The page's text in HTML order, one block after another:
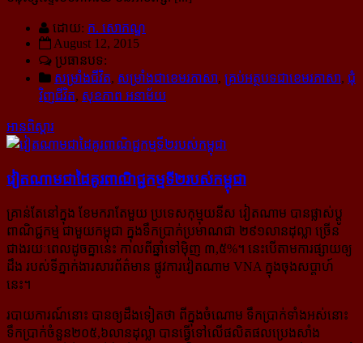
ដោយ: ក. សោភណ្ឌ
August 12, 2015
ប្រធានបទ:
សម្រាំងជីវិត, សម្រាំងជាខេមរភាសា, គ្រប់អត្ថបទជាខេមរភាសា, ជុំ
វិញជីវិត, សុខភាព អនាម័យ
អានពិស្ដារ
វៀតណាម​ជា​ដៃ​គូរពាណិជ្ជ​កម្ម​ទី​២​របស់​កម្ពុជា
គ្រាន់តែនៅក្នុង ខែមករាតែមួយ ប្រទេសកុម្មុយនីស វៀតណាម បានផ្លាស់ប្ដូ
ពាណិជ្ជកម្ម ជាមួយកម្ពុជា ក្នុងទឹកប្រាក់​ប្រមាណជា ២៩១លានដុល្លា ច្រើន
ជាងរយៈពេលដូចគ្នានេះ កាលពីឆ្នាំទៅម៉ិញ ៣,៥%។ នេះបើតាមការផ្សាយឲ្យ
ដឹង របស់ទីភ្នាក់ងារសារព័ត៌មាន ផ្លូវការវៀតណាម VNA ក្នុងចុងសប្ដាហ៍
នេះ។
របាយការណ៍នោះ បានឲ្យដឹងទៀតថា ពីក្នុងចំណោម ទឹកប្រាក់ទាំងអស់នោះ
ទឹកប្រាក់ចំនួន២០៥,៦លានដុល្លា បានធ្វើ​ទៅ​លើផលិតផលប្រេងសាំង